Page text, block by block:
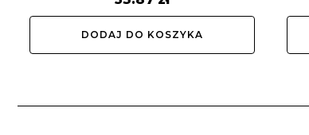
DODAJ DO KOSZYKA